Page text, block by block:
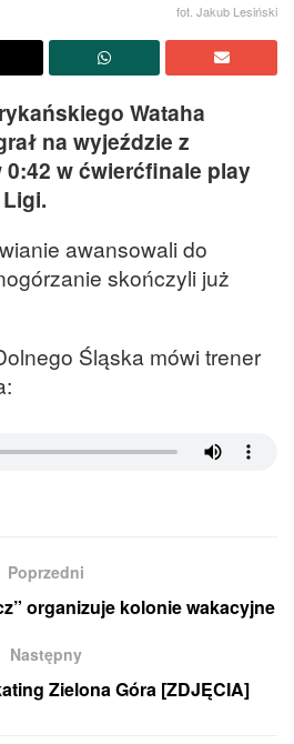
fot. Jakub Lesiński
Wataha
na wyjeździe z
0:42 w ćwierćfinale play
awansowali do
skończyli już
Śląska mówi trener
Poprzedni
organizuje kolonie wakacyjne
Następny
Zielona Góra [ZDJĘCIA]